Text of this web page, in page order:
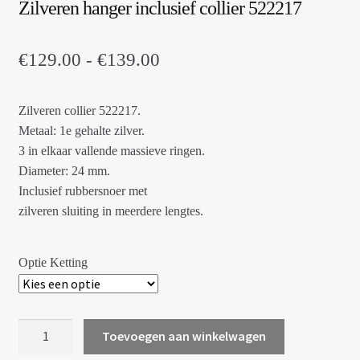
Zilveren hanger inclusief collier 522217
€129.00 - €139.00Prijsklasse:
€139.00
Zilveren collier 522217.
Metaal: 1e gehalte zilver.
3 in elkaar vallende massieve ringen.
Diameter: 24 mm.
Inclusief rubbersnoer met
zilveren sluiting in meerdere lengtes.
Optie Ketting
Toevoegen aan winkelwagen